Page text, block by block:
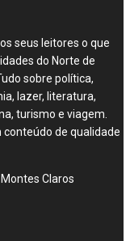
seus leitores o que
do Norte de
sobre política,
lazer, literatura,
turismo e viagem.
de qualidade
Claros